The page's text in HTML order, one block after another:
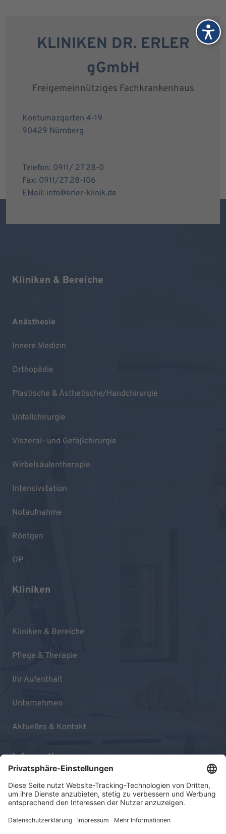
KLINIKEN DR. ERLER
gGmbH
Freigemeinnütziges Fachkrankenhaus
Kontumazgarten 4-19
90429 Nürnberg
Telefon: 0911/ 27 28-0
Fax: 0911/27 28-106
EMail: info@erler-klinik.de
Kliniken & Bereiche
Anästhesie
Innere Medizin
Orthopädie
Plastische & Ästhetische/Handchirurgie
Unfallchirurgie
Viszeral- und Gefäßchirurgie
Wirbelsäulentherapie
Intensivstation
Notaufnahme
Röntgen
OP
Kliniken
Kliniken & Bereiche
Pflege & Therapie
Ihr Aufenthalt
Unternehmen
Aktuelles & Kontakt
Informationen
Impressum
Datenschutz